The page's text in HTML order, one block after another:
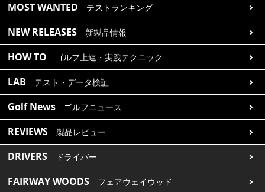
MOST WANTED テストランキング
NEW RELEASES 新製品情報
HOW TO ゴルフ上達・実践テクニック
LAB テスト・データ検証
Golf News ゴルフニュース
REVIEWS 製品レビュー
DRIVERS ドライバー
FAIRWAY WOODS フェアウェイウッド